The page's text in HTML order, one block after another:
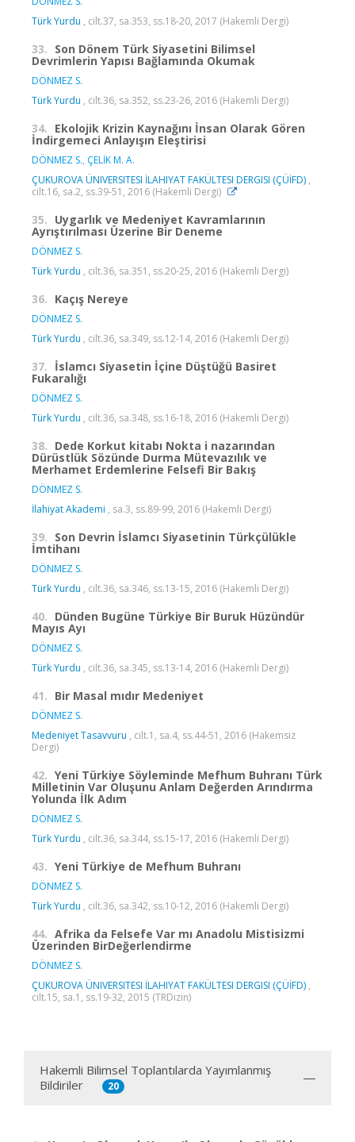
Türk Yurdu , cilt.37, sa.353, ss.18-20, 2017 (Hakemli Dergi)
33. Son Dönem Türk Siyasetini Bilimsel
Devrimlerin Yapısı Bağlamında Okumak
DÖNMEZ S.
Türk Yurdu , cilt.36, sa.352, ss.23-26, 2016 (Hakemli Dergi)
34. Ekolojik Krizin Kaynağını İnsan Olarak Gören
İndirgemeci Anlayışın Eleştirisi
DÖNMEZ S., ÇELİK M. A.
ÇUKUROVA ÜNIVERSITESI İLAHIYAT FAKÜLTESI DERGISI (ÇÜİFD) ,
cilt.16, sa.2, ss.39-51, 2016 (Hakemli Dergi)
35. Uygarlık ve Medeniyet Kavramlarının
Ayrıştırılması Üzerine Bir Deneme
DÖNMEZ S.
Türk Yurdu , cilt.36, sa.351, ss.20-25, 2016 (Hakemli Dergi)
36. Kaçış Nereye
DÖNMEZ S.
Türk Yurdu , cilt.36, sa.349, ss.12-14, 2016 (Hakemli Dergi)
37. İslamcı Siyasetin İçine Düştüğü Basiret
Fukaralığı
DÖNMEZ S.
Türk Yurdu , cilt.36, sa.348, ss.16-18, 2016 (Hakemli Dergi)
38. Dede Korkut kitabı Nokta i nazarından
Dürüstlük Sözünde Durma Mütevazılık ve
Merhamet Erdemlerine Felsefi Bir Bakış
DÖNMEZ S.
İlahiyat Akademi , sa.3, ss.89-99, 2016 (Hakemli Dergi)
39. Son Devrin İslamcı Siyasetinin Türkçülükle
İmtihanı
DÖNMEZ S.
Türk Yurdu , cilt.36, sa.346, ss.13-15, 2016 (Hakemli Dergi)
40. Dünden Bugüne Türkiye Bir Buruk Hüzündür
Mayıs Ayı
DÖNMEZ S.
Türk Yurdu , cilt.36, sa.345, ss.13-14, 2016 (Hakemli Dergi)
41. Bir Masal mıdır Medeniyet
DÖNMEZ S.
Medeniyet Tasavvuru , cilt.1, sa.4, ss.44-51, 2016 (Hakemsiz
Dergi)
42. Yeni Türkiye Söyleminde Mefhum Buhranı Türk
Milletinin Var Oluşunu Anlam Değerden Arındırma
Yolunda İlk Adım
DÖNMEZ S.
Türk Yurdu , cilt.36, sa.344, ss.15-17, 2016 (Hakemli Dergi)
43. Yeni Türkiye de Mefhum Buhranı
DÖNMEZ S.
Türk Yurdu , cilt.36, sa.342, ss.10-12, 2016 (Hakemli Dergi)
44. Afrika da Felsefe Var mı Anadolu Mistisizmi
Üzerinden BirDeğerlendirme
DÖNMEZ S.
ÇUKUROVA ÜNIVERSITESI İLAHIYAT FAKÜLTESI DERGISI (ÇÜİFD) ,
cilt.15, sa.1, ss.19-32, 2015 (TRDizin)
Hakemli Bilimsel Toplantılarda Yayımlanmış
Bildiriler
20